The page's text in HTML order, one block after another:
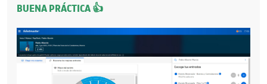
BUENA PRÁCTICA 👍